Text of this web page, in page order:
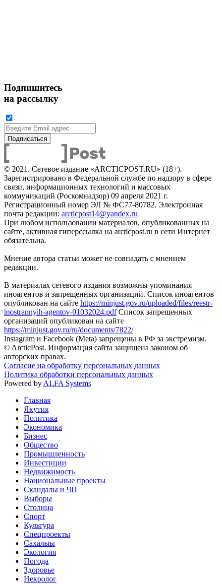
Подпишитесь
на рассылку
© 2021. Сетевое издание «ARCTICPOST.RU» (18+).
Зарегистрировано в Федеральной службе по надзору в сфере
связи, информационных технологий и массовых
коммуникаций (Роскомнадзор) 09 апреля 2021 г.
Регистрационный номер ЭЛ № ФС77-80782. Электронная
почта редакции: arcticpost14@yandex.ru
При любом использовании материалов, опубликованных на
сайте, активная гиперссылка на arcticpost.ru в сети Интернет
обязательна.
Мнение автора статьи может не совпадать с мнением
редакции.
В материалах сетевого издания возможны упоминания
иноагентов и запрещенных организаций. Список иноагентов
опубликован на сайте https://minjust.gov.ru/uploaded/files/reestr-
inostrannyih-agentov-01032024.pdfСписок запрещенных
организаций опубликован на сайте
https://minjust.gov.ru/ru/documents/7822/
Instagram и Facebook (Metа) запрещены в РФ за экстремизм.
© ArcticPost. Информация сайта защищена законом об
авторских правах.
Согласие на обработку персональных данных
Политика обработки персональных данных
Powered by ALFA Systems
Главная
Якутия
Политика
Экономика
Бизнес
Общество
Промышленность
Инвестиции
Недвижимость
Национальные проекты
Скандалы и ЧП
Выборы
Столица
Спорт
Культура
Спецпроекты
Сахалыы
Экология
Погода
Здоровье
Некролог